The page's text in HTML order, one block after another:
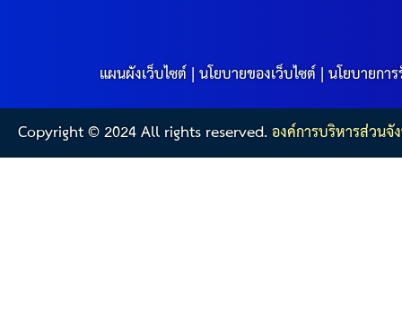
แผนผังเว็บไซต์|นโยบายของเว็บไซต์|นโยบายกา
Copyright © 2024 All rights reserved.องค์การบริหารส่วน